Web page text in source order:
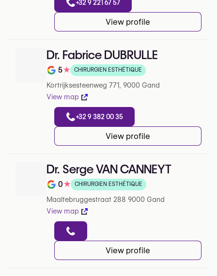
+32 9 221 67 57
View profile
Dr. Fabrice DUBRULLE
Note de 5 sur 5 sur Google
5★ CHIRURGIEN ESTHÉTIQUE
Kortrijksesteenweg 771, 9000 Gand
View map
+32 9 382 00 35
View profile
Dr. Serge VAN CANNEYT
Note de 0 sur 5 sur Google
0★ CHIRURGIEN ESTHÉTIQUE
Maaltebruggestraat 288 9000 Gand
View map
View profile